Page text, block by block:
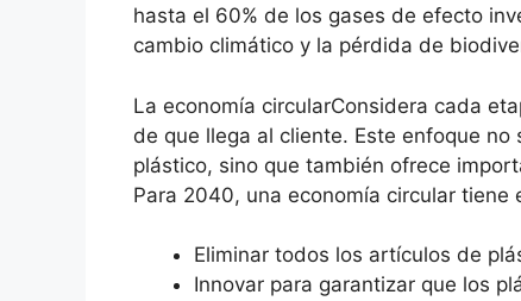
hasta el 60% de los gases de efecto
cambio climático y la pérdida de
La economía circularConsidera cada
de que llega al cliente. Este enfoque
plástico, sino que también ofrece
Para 2040, una economía circular tiene
Eliminar todos los artículos de
Innovar para garantizar que los